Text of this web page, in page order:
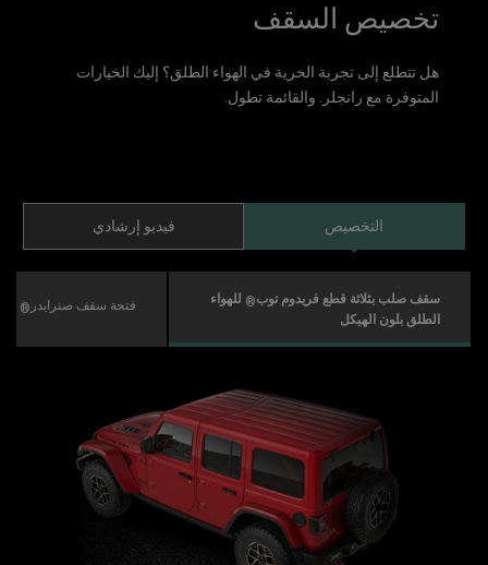
تخصيص السقف
هل تتطلع إلى تجربة الحرية في الهواء الطلق؟ إليك الخيارات
المتوفرة مع رانجلر. والقائمة تطول.
التخصيص فيديو إرشادي
سقف صلب بثلاثة قطع فريدوم توب® للهواء
الطلق بلون الهيكل
فتحة سقف صنرايدر ®